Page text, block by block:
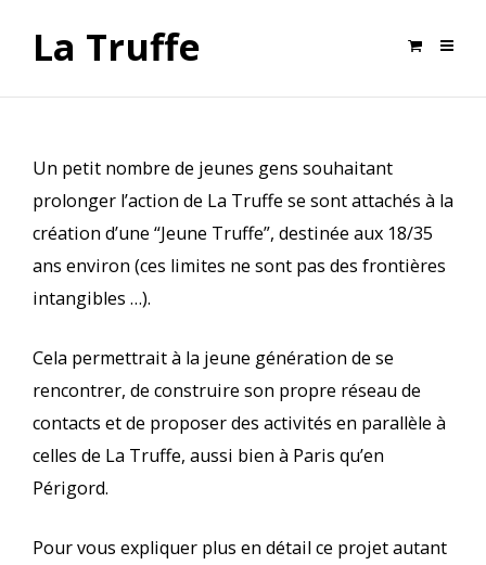
La Truffe
Un petit nombre de jeunes gens souhaitant
prolonger l’action de La Truffe se sont attachés à la
création d’une “Jeune Truffe”, destinée aux 18/35
ans environ (ces limites ne sont pas des frontières
intangibles …).
Cela permettrait à la jeune génération de se
rencontrer, de construire son propre réseau de
contacts et de proposer des activités en parallèle à
celles de La Truffe, aussi bien à Paris qu’en
Périgord.
Pour vous expliquer plus en détail ce projet autant